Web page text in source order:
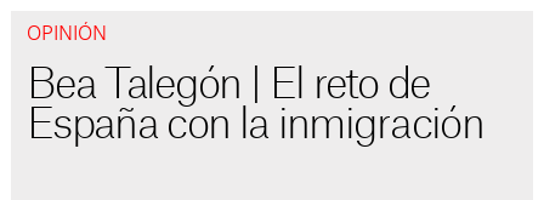
OPINIÓN
Bea Talegón | El reto de
España con la inmigración